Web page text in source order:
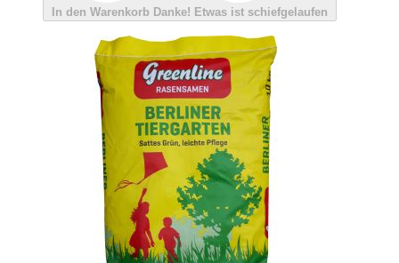
In den Warenkorb Danke! Etwas ist schiefgelaufen